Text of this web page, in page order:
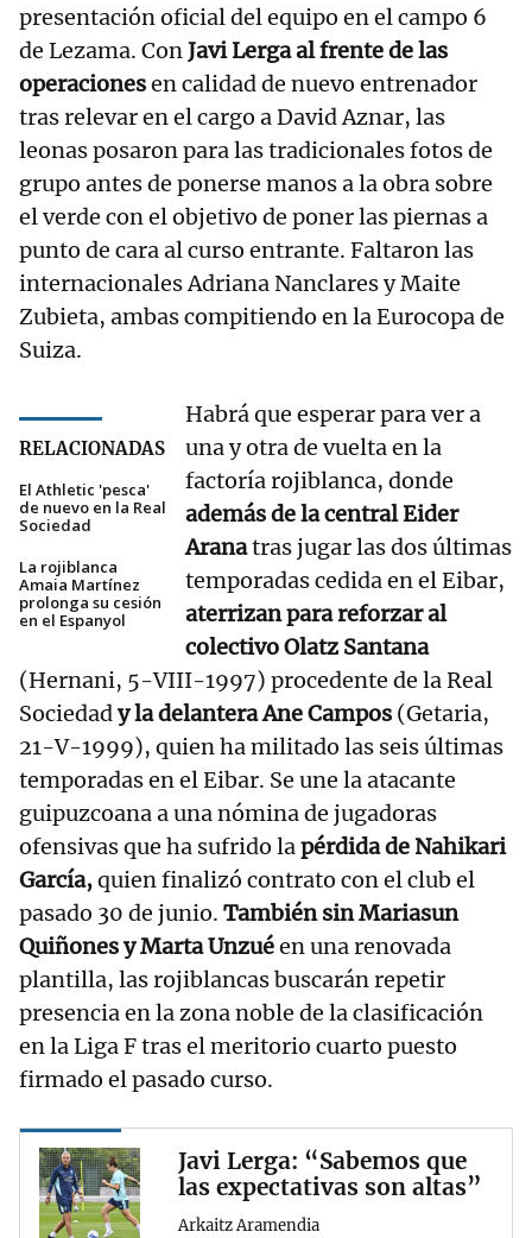
presentación oficial del equipo en el campo 6
de Lezama. ConJavi Lerga al frente de las
operacionesen calidad de nuevo entrenador
tras relevar en el cargo a David Aznar, las
leonas posaron para las tradicionales fotos de
grupo antes de ponerse manos a la obra sobre
el verde con el objetivo de poner las piernas a
punto de cara al curso entrante. Faltaron las
internacionales Adriana Nanclares y Maite
Zubieta, ambas compitiendo en la Eurocopa de
Suiza.
RELACIONADAS
El Athletic 'pesca'
de nuevo en la Real
Sociedad
La rojiblanca
Amaia Martínez
prolonga su cesión
en el Espanyol
Habrá que esperar para ver a
una y otra de vuelta en la
factoría rojiblanca, donde
además de la central Eider
Aranatras jugar las dos últimas
temporadas cedida en el Eibar,
aterrizan para reforzar al
colectivo Olatz Santana
(Hernani, 5-VIII-1997) procedente de la Real
Sociedady la delantera Ane Campos (Getaria,
21-V-1999), quien ha militado las seis últimas
temporadas en el Eibar. Se une la atacante
guipuzcoana a una nómina de jugadoras
ofensivas que ha sufrido lapérdida de Nahikari
García,quien finalizó contrato con el club el
pasado 30 de junio. También sin Mariasun
Quiñones y Marta Unzuéen una renovada
plantilla, las rojiblancas buscarán repetir
presencia en la zona noble de la clasificación
en la Liga F tras el meritorio cuarto puesto
firmado el pasado curso.
Javi Lerga: “Sabemos que
las expectativas son altas”
Arkaitz Aramendia